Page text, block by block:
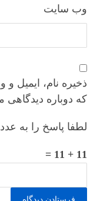
وب‌ سایت
ذخیره نام، ایمیل
که دوباره
لطفا پاسخ را به
11 + 11 =